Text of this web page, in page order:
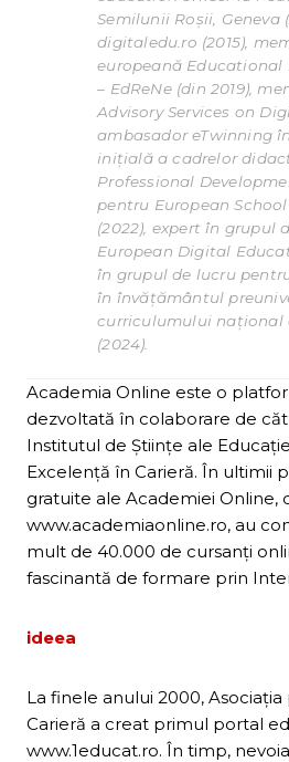
Semilunii Roșii, Geneva
digitaledu.ro (2015),
europeană Educational
– EdReNe (din 2019),
Advisory Services on
ambasador eTwinning
inițială a cadrelor
Professional
pentru European
(2022), expert în grupul
European Digital
în grupul de lucru
în învățământul
curriculumului național
(2024).
Academia Online este o
dezvoltată în colaborare de
Institutul de Ştiinţe ale
Excelenţă în Carieră. În ultimii
gratuite ale Academiei Online,
www.academiaonline.ro, au
mult de 40.000 de cursanţi
fascinantă de formare prin
ideea
La finele anului 2000,
Carieră a creat primul portal
www.1educat.ro. În timp,